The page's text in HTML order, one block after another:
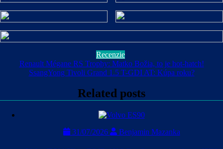
Recenzie
Navigácia
Renault Mégane RS Trophy: Matko Božia, to je hot-hatch!
SsangYong Tivoli Grand 1.5 T-GDI AT: Kúpa roku?
Related posts
31/07/2026 Benjamin Mazanka